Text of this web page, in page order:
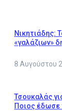
Νικητιάδης:
«γαλάζιων»
8 Αυγούστου
Τσουκαλάς
Ποιος έδωσε